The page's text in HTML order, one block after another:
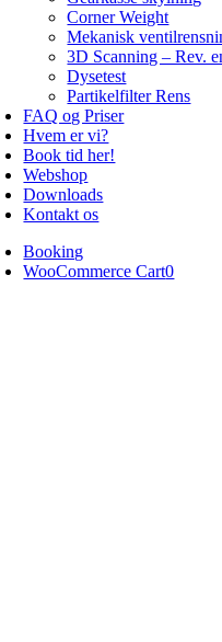
Corner Weight
Mekanisk
3D Scanning – Rev.
Dysetest
Partikelfilter Rens
FAQ og Priser
Hvem er vi?
Book tid her!
Webshop
Downloads
Kontakt os
Booking
WooCommerce Cart0